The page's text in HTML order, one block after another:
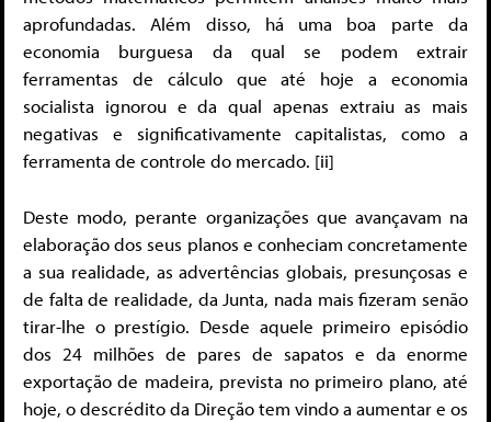
aprofundadas. Além disso, há uma boa parte da
economia burguesa da qual se podem extrair
ferramentas de cálculo que até hoje a economia
socialista ignorou e da qual apenas extraiu as mais
negativas e significativamente capitalistas, como a
ferramenta de controle do mercado. [ii]
Deste modo, perante organizações que avançavam na
elaboração dos seus planos e conheciam concretamente
a sua realidade, as advertências globais, presunçosas e
de falta de realidade, da Junta, nada mais fizeram senão
tirar-lhe o prestígio. Desde aquele primeiro episódio
dos 24 milhões de pares de sapatos e da enorme
exportação de madeira, prevista no primeiro plano, até
hoje, o descrédito da Direção tem vindo a aumentar e os